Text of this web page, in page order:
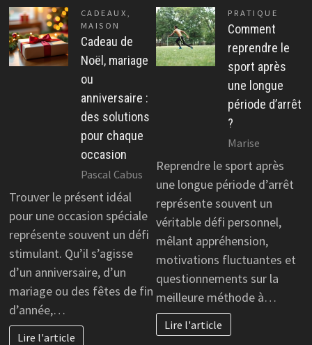
CADEAUX
MAISON
Cadeau de
Noël, mariage
ou
anniversaire :
des solutions
pour chaque
occasion
Pascal Cabus
Trouver le présent idéal
pour une occasion spéciale
représente souvent un défi
stimulant. Qu’il s’agisse
d’un anniversaire, d’un
mariage ou des fêtes de fin
d’année,…
Lire l'article
PRATIQUE
Comment
reprendre le
sport après
une longue
période d’arrêt
?
Marise
Reprendre le sport après
une longue période d’arrêt
représente souvent un
véritable défi personnel,
mêlant appréhension,
motivations fluctuantes et
questionnements sur la
meilleure méthode à…
Lire l'article